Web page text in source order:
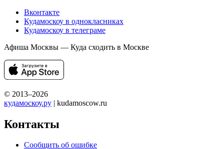
Вконтакте
Кудамоскоу в однокласниках
Кудамоскоу в телеграме
Афиша Москвы — Куда сходить в Москве
© 2013–2026
кудамоскоу.ру | kudamoscow.ru
Контакты
Сообщить об ошибке